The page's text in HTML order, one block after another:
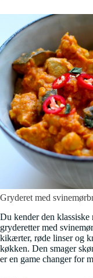
Gryderet med
Du kender den
gryderetter med
kikærter, røde linser og
køkken. Den smager
er en game changer for